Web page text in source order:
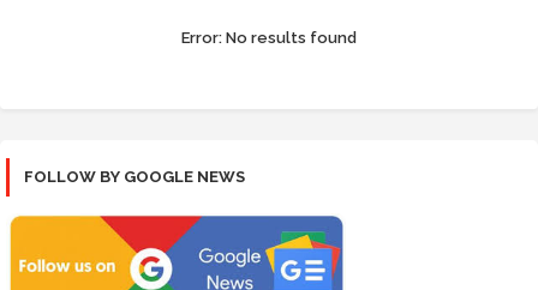
Error: No results found
FOLLOW BY GOOGLE NEWS